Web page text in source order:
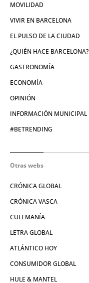
MOVILIDAD
VIVIR EN BARCELONA
EL PULSO DE LA CIUDAD
¿QUIÉN HACE BARCELONA?
GASTRONOMÍA
ECONOMÍA
OPINIÓN
INFORMACIÓN MUNICIPAL
#BETRENDING
Otras webs
CRÓNICA GLOBAL
CRÓNICA VASCA
CULEMANÍA
LETRA GLOBAL
ATLÁNTICO HOY
CONSUMIDOR GLOBAL
HULE & MANTEL